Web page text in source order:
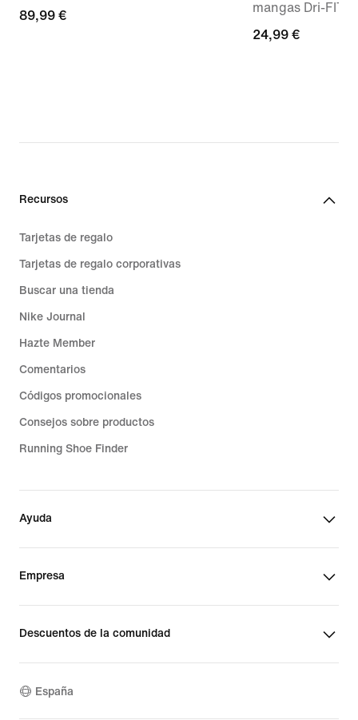
89,99 €
89,99 €
mangas Dri-FIT -
24,99 €
24,99 €
Recursos
Tarjetas de regalo
Tarjetas de regalo corporativas
Buscar una tienda
Nike Journal
Hazte Member
Comentarios
Códigos promocionales
Consejos sobre productos
Running Shoe Finder
Ayuda
Empresa
Descuentos de la comunidad
España